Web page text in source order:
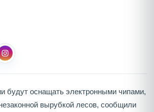
будут оснащать электронными чипами,
вырубкой лесов, сообщили